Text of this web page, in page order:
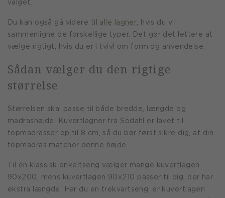
valget.
Du kan også gå videre til alle lagner , hvis du vil
sammenligne de forskellige typer. Det gør det lettere at
vælge rigtigt, hvis du er i tvivl om form og anvendelse.
Sådan vælger du den rigtige
størrelse
Størrelsen skal passe til både bredde, længde og
madrashøjde. Kuvertlagner fra Södahl er lavet til
topmadrasser op til 8 cm, så du bør først sikre dig, at din
topmadras matcher denne højde.
Til en klassisk enkeltseng vælger mange kuvertlagen
90x200, mens kuvertlagen 90x210 passer til dig, der har
ekstra længde. Har du en trekvartseng, er kuvertlagen